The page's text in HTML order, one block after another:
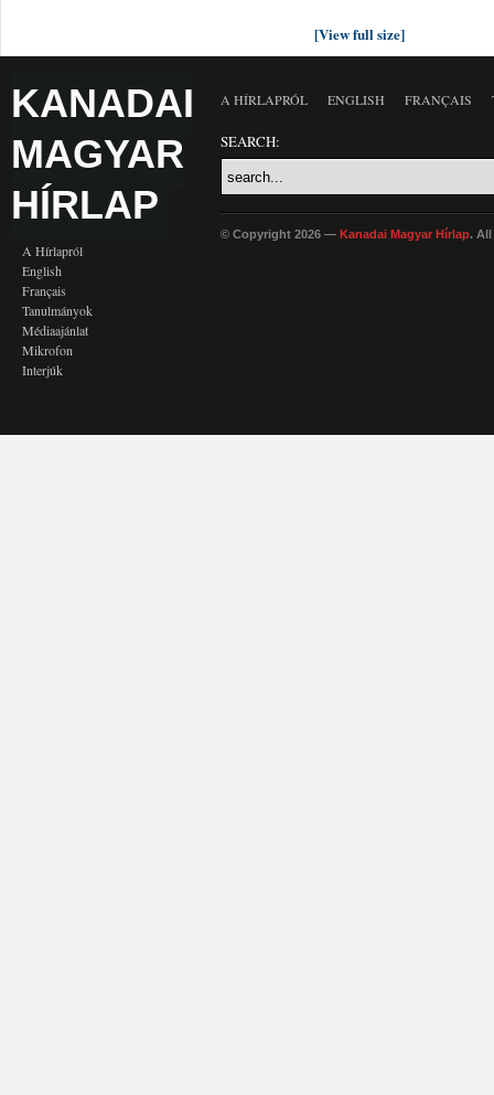
[View full size]
KANADAI
MAGYAR
HÍRLAP
A Hírlapról
English
Français
Tanulmányok
Médiaajánlat
Mikrofon
Interjúk
A HÍRLAPRÓL ENGLISH FRANÇAIS
SEARCH:
© Copyright 2026 — Kanadai Magyar Hírlap. All